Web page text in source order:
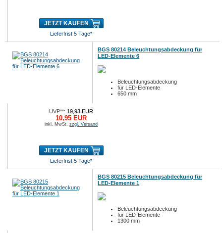
JETZT KAUFEN
Lieferfrist 5 Tage*
BGS 80214 Beleuchtungsabdeckung für
LED-Elemente 6
Beleuchtungsabdeckung
für LED-Elemente
650 mm
UVP**:19,93 EUR
10,95 EUR
inkl. MwSt.zzgl. Versand
JETZT KAUFEN
Lieferfrist 5 Tage*
BGS 80215 Beleuchtungsabdeckung für
LED-Elemente 1
Beleuchtungsabdeckung
für LED-Elemente
1300 mm